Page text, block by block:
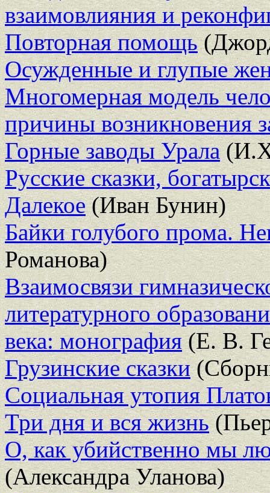
взаимовлияния и
Повторная помощь
Осужденные и глупые
Многомерная модель
причины возникновения
Горные заводы Урала
Русские сказки,
Далекое(Иван Бунин)
Байки голубого прома.
Романова)
Взаимосвязи
литературного
века: монография(Е. В.
Грузинские сказки
Социальная утопия
Три дня и вся жизнь
О, как убийственно мы
(Александра Уланова)